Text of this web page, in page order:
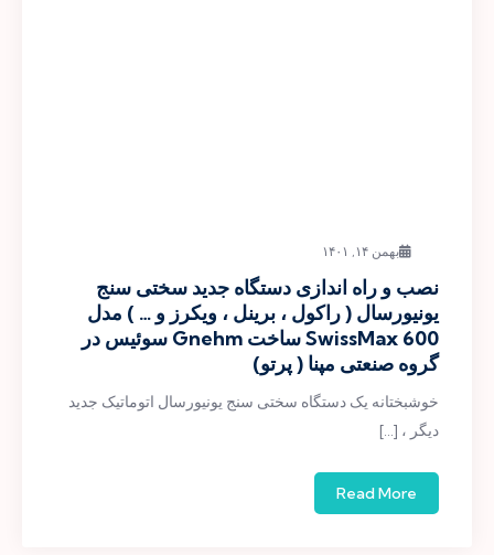
بهمن ۱۴, ۱۴۰۱
نصب و راه اندازی دستگاه جدید سختی سنج
یونیورسال ( راکول ، برینل ، ویکرز و … ) مدل
SwissMax 600 ساخت Gnehm سوئیس در
گروه صنعتی مپنا ( پرتو)
خوشبختانه یک دستگاه سختی سنج یونیورسال اتوماتیک جدید
دیگر ، […]
Read More